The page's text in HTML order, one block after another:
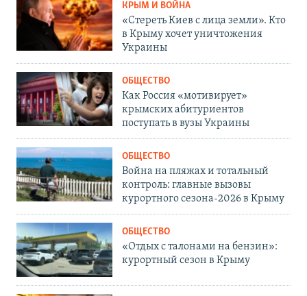
КРЫМ И ВОЙНА
«Стереть Киев с лица земли». Кто
в Крыму хочет уничтожения
Украины
ОБЩЕСТВО
Как Россия «мотивирует»
крымских абитуриентов
поступать в вузы Украины
ОБЩЕСТВО
Война на пляжах и тотальный
контроль: главные вызовы
курортного сезона-2026 в Крыму
ОБЩЕСТВО
«Отдых с талонами на бензин»:
курортный сезон в Крыму